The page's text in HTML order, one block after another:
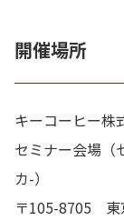
開催場所
キーコーヒー
セミナー会場
カ-）
〒105-8705 東